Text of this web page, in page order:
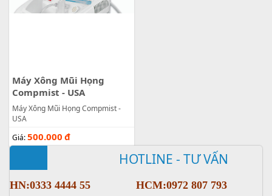
HOTLINE - TƯ VẤN
HN:0333 4444 55 HCM:0972 807 793
Máy Xông Mũi Họng
Compmist - USA
Máy Xông Mũi Họng Compmist -
USA
Giá:500.000 đ